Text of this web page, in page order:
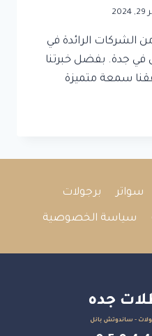
الشركات الرائدة في
في جدة. بفضل خبرتنا
سمعة متميزة
سواتر برجولات
سياسة الخصوصية